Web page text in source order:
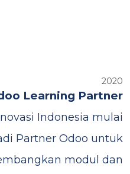
2020
Learning Partner
Indonesia mulai
Partner Odoo untuk
modul dan